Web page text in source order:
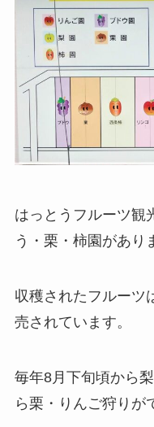
はっとうフルーツ観
う・栗・柿園があり
収穫されたフルーツ
売されています。
毎年8月下旬頃から
ら栗・りんご狩りが